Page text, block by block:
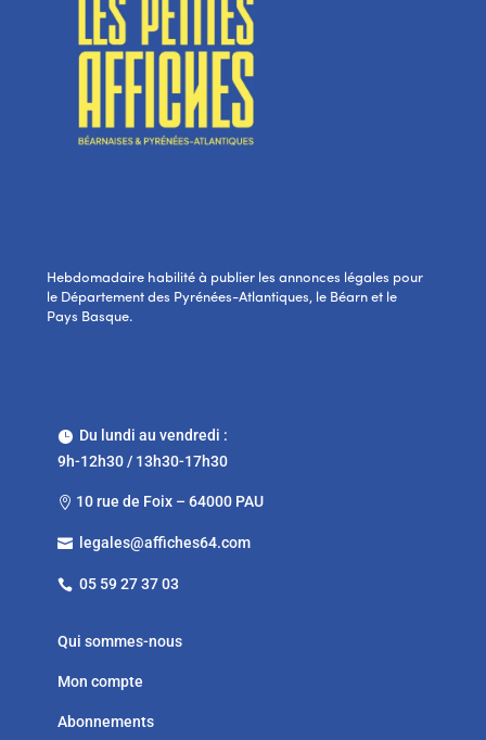
Hebdomadaire habilité à publier les annonces légales pour
le Département des Pyrénées-Atlantiques, le Béarn et le
Pays Basque.
Du lundi au vendredi :
9h-12h30 / 13h30-17h30
 10 rue de Foix – 64000 PAU
 legales@affiches64.com
 05 59 27 37 03
Qui sommes-nous
Mon compte
Abonnements